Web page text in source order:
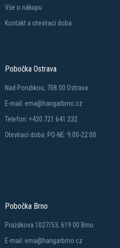
Vše o nákupu
Kontakt a otevírací doba
Pobočka Ostrava
Nad Porubkou, 708 00 Ostrava
E-mail: ema@hangarbrno.cz
Telefon: +420 721 641 232
Otevírací doba: PO-NE: 9:00-22:00
Pobočka Brno
Pražákova 1027/53, 619 00 Brno
E-mail: ema@hangarbrno.cz